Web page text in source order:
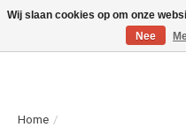
LET OP! ALLEEN BESCHIKBAAR VOOR
Home /
Wij slaan cookies op om onze
Nee